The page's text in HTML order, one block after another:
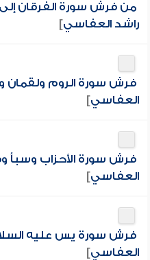
من فرش سورة الفرقان
راشد العفاسي]
فرش سورة الروم ولقمان
العفاسي]
فرش سورة الأحزاب وسبأ
العفاسي]
فرش سورة يس عليه
العفاسي]